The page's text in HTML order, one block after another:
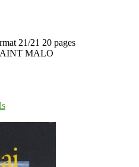
21/21 20 pages
MALO